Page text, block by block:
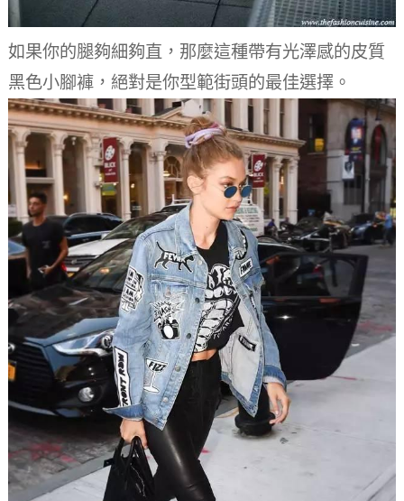
如果你的腿夠細夠直，那麼這種帶有光澤感的皮質
黑色小腳褲，絕對是你型範街頭的最佳選擇。